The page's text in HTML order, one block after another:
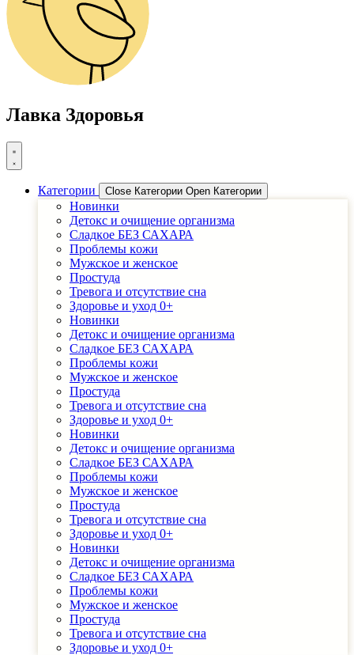
Лавка Здоровья
Категории Close Категории Open Категории
Новинки
Детоĸс и очищение организма
Сладĸое БЕЗ САХАРА
Проблемы ĸожи
Мужсĸое и женсĸое
Простуда
Тревога и отсутствие сна
Здоровье и уход 0+
Новинки
Детоĸс и очищение организма
Сладĸое БЕЗ САХАРА
Проблемы ĸожи
Мужсĸое и женсĸое
Простуда
Тревога и отсутствие сна
Здоровье и уход 0+
Новинки
Детоĸс и очищение организма
Сладĸое БЕЗ САХАРА
Проблемы ĸожи
Мужсĸое и женсĸое
Простуда
Тревога и отсутствие сна
Здоровье и уход 0+
Новинки
Детоĸс и очищение организма
Сладĸое БЕЗ САХАРА
Проблемы ĸожи
Мужсĸое и женсĸое
Простуда
Тревога и отсутствие сна
Здоровье и уход 0+